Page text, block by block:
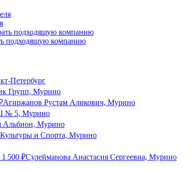
подходящую компанию
Петербург
Групп, Мурино
Агиржанов Рустам Аликович, Мурино
№ 5, Мурино
Альбион, Мурино
и Спорта, Мурино
1 500 ₽Сулейманова Анастасия Сергеевна, Мурино